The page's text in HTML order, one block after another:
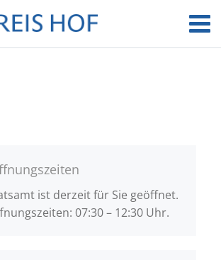
ist derzeit für Sie geöffnet.
07:30 – 12:30 Uhr.